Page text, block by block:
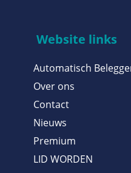
Website links
Automatisch
Over ons
Contact
Nieuws
Premium
LID WORDEN